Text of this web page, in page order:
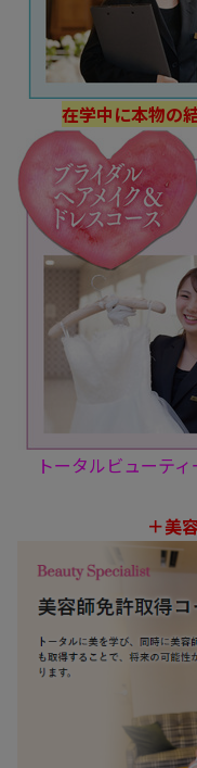
在学中に本物の
トータルビューティ
＋美